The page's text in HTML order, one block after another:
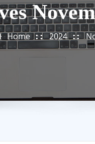
Home 2024